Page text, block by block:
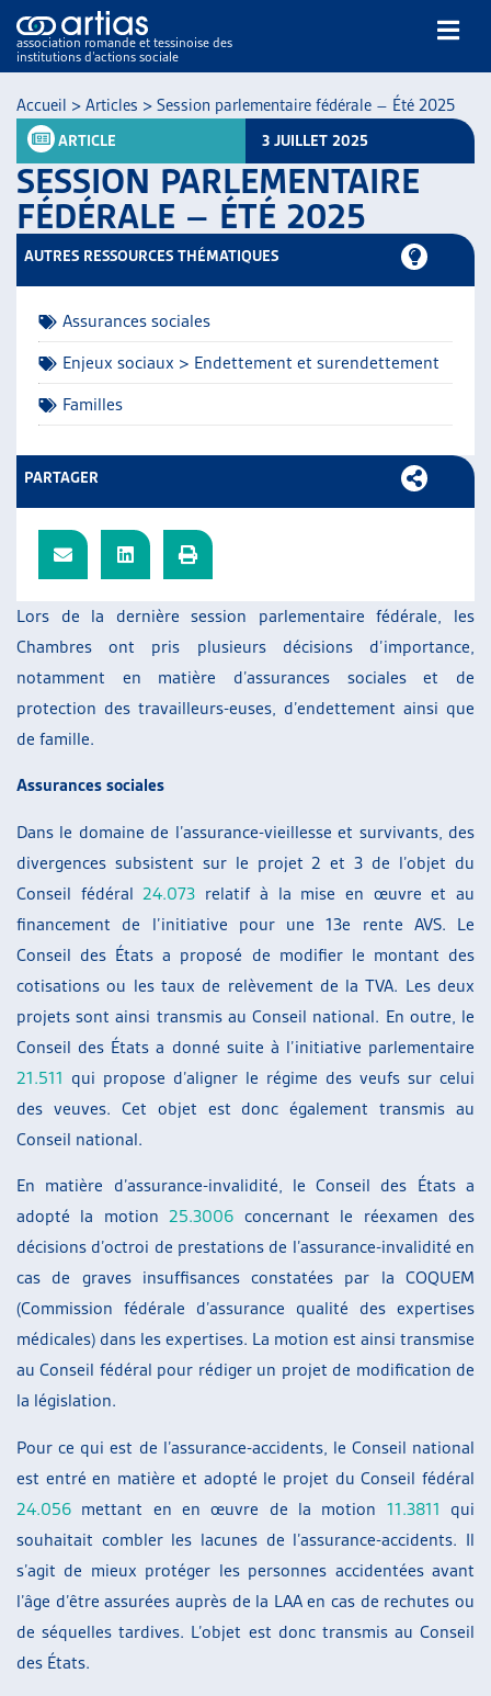
association romande et tessinoise des
institutions d’actions sociale
DOSSIERS DU MOIS
VEILLE
THÉMATIQUES
AUTRES
ARTIAS
L’ASSOCIATION
PROJETS ET ACTIVITÉS
Accueil > Articles > Session parlementaire fédérale – Été 2025
ARTICLE 3 JUILLET 2025
SESSION PARLEMENTAIRE
FÉDÉRALE – ÉTÉ 2025
Lors de la dernière session parlementaire fédérale, les
Chambres ont pris plusieurs décisions d’importance,
notamment en matière d’assurances sociales et de
protection des travailleurs-euses, d’endettement ainsi que
de famille.
Assurances sociales
Dans le domaine de l’assurance-vieillesse et survivants, des
divergences subsistent sur le projet 2 et 3 de l’objet du
Conseil fédéral 24.073 relatif à la mise en œuvre et au
financement de l’initiative pour une 13e rente AVS. Le
Conseil des États a proposé de modifier le montant des
cotisations ou les taux de relèvement de la TVA. Les deux
projets sont ainsi transmis au Conseil national. En outre, le
Conseil des États a donné suite à l’initiative parlementaire
21.511 qui propose d’aligner le régime des veufs sur celui
des veuves. Cet objet est donc également transmis au
Conseil national.
En matière d’assurance-invalidité, le Conseil des États a
adopté la motion25.3006 concernant le réexamen des
décisions d’octroi de prestations de l’assurance-invalidité en
cas de graves insuffisances constatées par la COQUEM
(Commission fédérale d’assurance qualité des expertises
médicales) dans les expertises. La motion est ainsi transmise
au Conseil fédéral pour rédiger un projet de modification de
la législation.
Pour ce qui est de l’assurance-accidents, le Conseil national
est entré en matière et adopté le projet du Conseil fédéral
24.056 mettant en en œuvre de la motion 11.3811 qui
souhaitait combler les lacunes de l’assurance-accidents. Il
s’agit de mieux protéger les personnes accidentées avant
l’âge d’être assurées auprès de la LAA en cas de rechutes ou
de séquelles tardives. L’objet est donc transmis au Conseil
des États.
AUTRES RESSOURCES THÉMATIQUES
Assurances sociales
Enjeux sociaux > Endettement et surendettement
Familles
PARTAGER